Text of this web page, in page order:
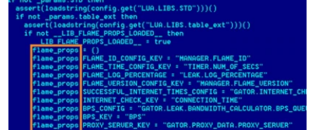
Search
АРНАЙЫ ЖОБАЛАР
Русский
ЖАЗЫЛЫҢЫЗ